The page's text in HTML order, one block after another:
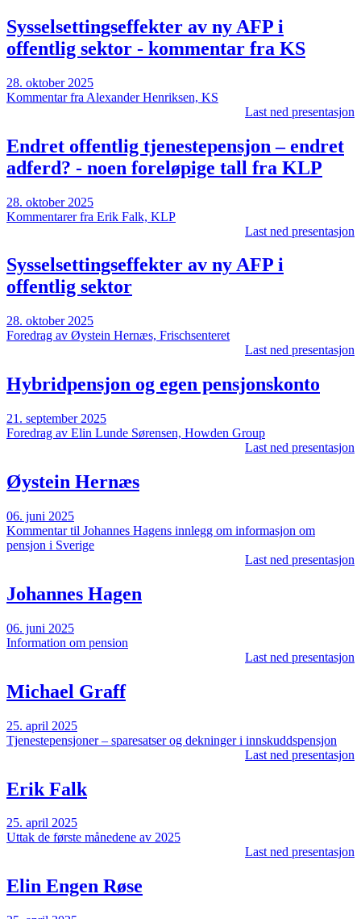
Sysselsettingseffekter av ny AFP i
offentlig sektor - kommentar fra KS
28. oktober 2025
Kommentar fra Alexander Henriksen, KS
Last ned presentasjon
Endret offentlig tjenestepensjon – endret
adferd? - noen foreløpige tall fra KLP
28. oktober 2025
Kommentarer fra Erik Falk, KLP
Last ned presentasjon
Sysselsettingseffekter av ny AFP i
offentlig sektor
28. oktober 2025
Foredrag av Øystein Hernæs, Frischsenteret
Last ned presentasjon
Hybridpensjon og egen pensjonskonto
21. september 2025
Foredrag av Elin Lunde Sørensen, Howden Group
Last ned presentasjon
Øystein Hernæs
06. juni 2025
Kommentar til Johannes Hagens innlegg om informasjon om
pensjon i Sverige
Last ned presentasjon
Johannes Hagen
06. juni 2025
Information om pension
Last ned presentasjon
Michael Graff
25. april 2025
Tjenestepensjoner – sparesatser og dekninger i innskuddspensjon
Last ned presentasjon
Erik Falk
25. april 2025
Uttak de første månedene av 2025
Last ned presentasjon
Elin Engen Røse